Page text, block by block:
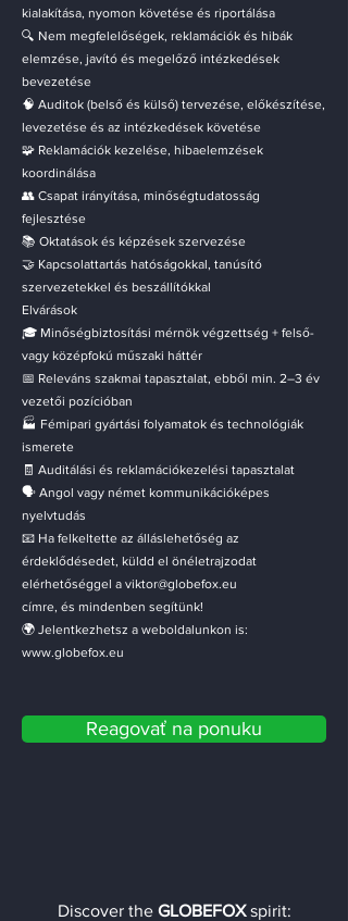
kialakítása, nyomon követése és riportálása
🔍 Nem megfelelőségek, reklamációk és hibák
elemzése, javító és megelőző intézkedések
bevezetése
🧠 Auditok (belső és külső) tervezése, előkészítése,
levezetése és az intézkedések követése
🧩 Reklamációk kezelése, hibaelemzések
koordinálása
👥 Csapat irányítása, minőségtudatosság
fejlesztése
📚 Oktatások és képzések szervezése
🤝 Kapcsolattartás hatóságokkal, tanúsító
szervezetekkel és beszállítókkal
Elvárások
🎓 Minőségbiztosítási mérnök végzettség + felső-
vagy középfokú műszaki háttér
📅 Releváns szakmai tapasztalat, ebből min. 2–3 év
vezetői pozícióban
🏭 Fémipari gyártási folyamatok és technológiák
ismerete
🧾 Auditálási és reklamációkezelési tapasztalat
🗣️ Angol vagy német kommunikációképes
nyelvtudás
📧 Ha felkeltette az álláslehetőség az
érdeklődésedet, küldd el önéletrajzodat
elérhetőséggel a viktor@globefox.eu
címre, és mindenben segítünk!
🌍 Jelentkezhetsz a weboldalunkon is:
www.globefox.eu
Reagovať na ponuku
Discover the GLOBEFOXspirit: